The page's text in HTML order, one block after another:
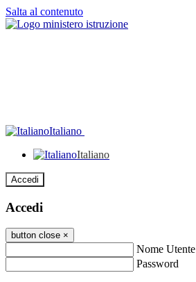
Salta al contenuto
Italiano
Italiano
Accedi
Accedi
button close ×
Nome Utente
Password